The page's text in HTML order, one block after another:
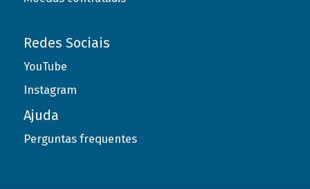
Redes Sociais
YouTube
Instagram
Ajuda
Perguntas frequentes